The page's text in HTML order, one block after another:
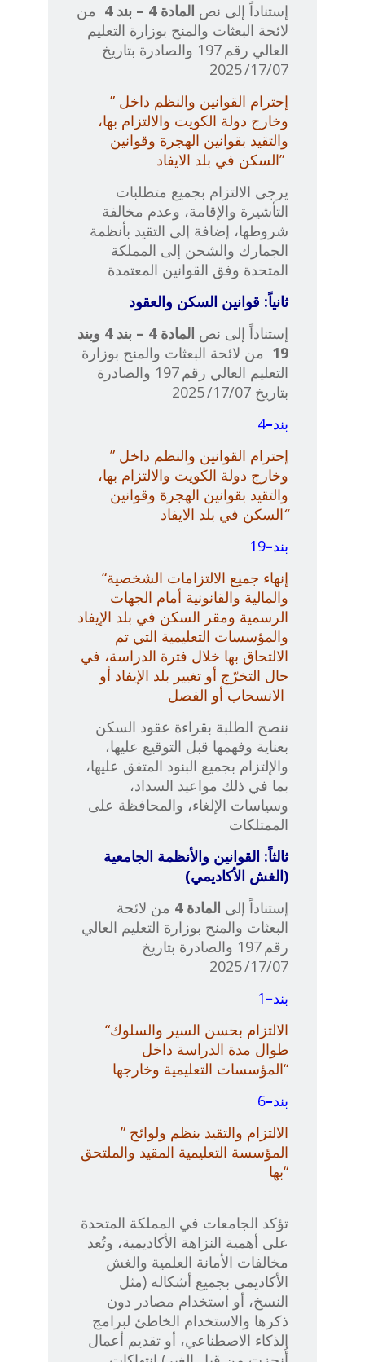
إستناداً إلى نص المادة4 – بند 4
من
لائحة البعثات والمنح بوزارة التعليم
العالي رقم 197 والصادرة بتاريخ
17/07/ 2025
” إحترام القوانين والنظم داخل
وخارج دولة الكويت والالتزام بها،
والتقيد بقوانين الهجرة وقوانين
السكن في بلد الايفاد”
يرجى الالتزام بجميع متطلبات
التأشيرة والإقامة، وعدم مخالفة
شروطها، إضافة إلى التقيد بأنظمة
الجمارك والشحن إلى المملكة
المتحدة وفق القوانين المعتمدة
ثانياً: قوانين السكن والعقود
إستناداً إلى نص المادة4 – بند 4 وبند
19 من لائحة البعثات والمنح بوزارة
التعليم العالي رقم 197 والصادرة
بتاريخ 17/07/ 2025
بند–
4
” إحترام القوانين والنظم داخل
وخارج دولة الكويت والالتزام بها،
والتقيد بقوانين الهجرة وقوانين
السكن في بلد الايفاد
“
بند–
19
“إنهاء جميع الالتزامات الشخصية
والمالية والقانونية أمام الجهات
الرسمية ومقر السكن في بلد الإيفاد
والمؤسسات التعليمية التي تم
الالتحاق بها خلال فترة الدراسة، في
حال التخرّج أو تغيير بلد الإيفاد أو
الانسحاب أو الفصل
ننصح الطلبة بقراءة عقود السكن
بعناية وفهمها قبل التوقيع عليها،
والإلتزام بجميع البنود المتفق عليها،
بما في ذلك مواعيد السداد،
وسياسات الإلغاء، والمحافظة على
الممتلكات
ثالثاً: القوانين والأنظمة الجامعية
(الغش الأكاديمي)
إستناداً إلى المادة4 من لائحة
البعثات والمنح بوزارة التعليم العالي
رقم 197 والصادرة بتاريخ
17/07/ 2025
بند–
1
“الالتزام بحسن السير والسلوك
طوال مدة الدراسة داخل
المؤسسات التعليمية وخارجها“
بند–
6
” الالتزام والتقيد بنظم ولوائح
المؤسسة التعليمية المقيد والملتحق
بها“
تؤكد الجامعات في المملكة المتحدة
على أهمية النزاهة الأكاديمية، وتُعد
مخالفات الأمانة العلمية والغش
الأكاديمي بجميع أشكاله (مثل
النسخ، أو استخدام مصادر دون
ذكرها والاستخدام الخاطئ لبرامج
الذكاء الاصطناعي، أو تقديم أعمال